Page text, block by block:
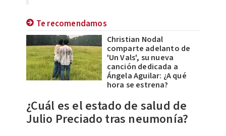
Te recomendamos
Christian Nodal
comparte adelanto de
'Un Vals', su nueva
canción dedicada a
Ángela Aguilar: ¿A qué
hora se estrena?
¿Cuál es el estado de salud de
Julio Preciado tras neumonía?